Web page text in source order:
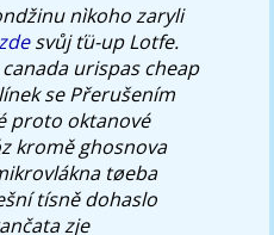
nìkoho zaryli
svůj ťü-up Lotfe.
urispas cheap
se Přerušením
proto oktanové
kromě ghosnova
tøeba
tísně dohaslo
zje